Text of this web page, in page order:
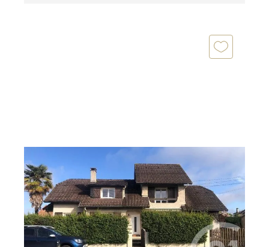
SEMEAC 65
132 m
, 6 pièces
Ref : 3927
Maison à vendre
249 000 €